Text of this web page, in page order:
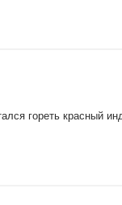
гореть красный